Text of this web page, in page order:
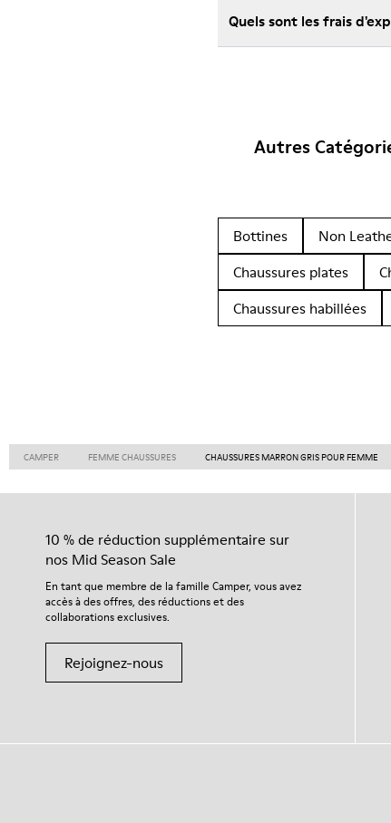
Quels sont les frais
Autres
Bottines Non
Chaussures plates
Chaussures habillées
CAMPER FEMME CHAUSSURES CHAUSSURES MARRON GRIS POUR FEMME
10 % de réduction supplémentaire sur
nos Mid Season Sale
En tant que membre de la famille Camper, vous avez
accès à des offres, des réductions et des
collaborations exclusives.
Rejoignez-nous